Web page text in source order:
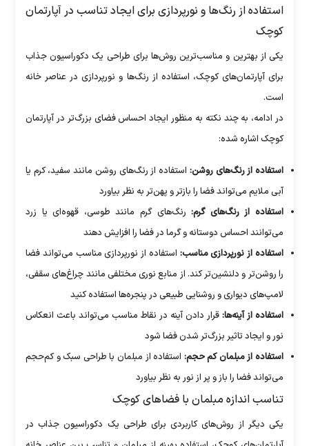
استفاده از رنگ‌ها و نورپردازی برای ایجاد تناسب در آپارتمان
کوچک
یکی از بهترین و مناسب‌ترین روش‌ها برای طراحی یک دکوراسیون جذاب
برای آپارتمان‌های کوچک، استفاده از رنگ‌ها و نورپردازی در عناصر خانه
است.
در ادامه، به چند نکته به منظور ایجاد احساس فضای بزرگ‌تر در آپارتمان
کوچک اشاره شده:
استفاده از رنگ‌های روشن: استفاده از رنگ‌های روشن مانند سفید، کرم یا
آبی ملایم می‌تواند فضا را بازتر و پهن‌تر به نظر بیاورد
استفاده از رنگ‌های گرم: رنگ‌های گرم مانند طوسی، قهوه‌ای یا زرد
می‌توانند احساس دوستانه و گرما در فضا را افزایش دهند
استفاده از نورپردازی مناسب: استفاده از نورپردازی مناسب می‌تواند فضا
را روشن‌تر و دلنشین‌تر کند. از منابع نوری مختلفی مانند چراغ‌های سقفی،
لامپ‌های دیواری و روشنایی طبیعی در پنجره‌ها استفاده کنید
استفاده از آینه‌ها: قرار دادن آینه در نقاط مناسب می‌تواند باعث انعکاس
نور و ایجاد تاثیر بزرگ‌تر شدن فضا شود
استفاده از مبلمان کم حجم: استفاده از مبلمان با طراحی سبک و کم‌حجم
می‌تواند فضا را باز و پر از نور به نظر بیاورد
تناسب اندازه مبلمان با فضا‌های کوچک
یکی دیگر از روش‌های کاربردی برای طراحی یک دکوراسیون جذاب در